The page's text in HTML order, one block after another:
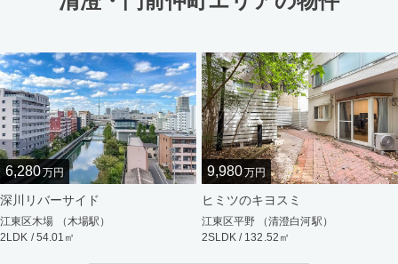
6,280万円
深川リバーサイド
江東区木場 （木場駅）
2LDK / 54.01㎡
9,980万円
ヒミツのキヨスミ
江東区平野 （清澄白河駅）
2SLDK / 132.52㎡